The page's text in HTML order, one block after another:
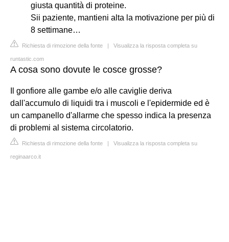
giusta quantità di proteine.
Sii paziente, mantieni alta la motivazione per più di
8 settimane…
Richiesta di rimozione della fonte | Visualizza la risposta completa su
runtastic.com
A cosa sono dovute le cosce grosse?
Il gonfiore alle gambe e/o alle caviglie deriva
dall'accumulo di liquidi tra i muscoli e l'epidermide ed è
un campanello d'allarme che spesso indica la presenza
di problemi al sistema circolatorio.
Richiesta di rimozione della fonte | Visualizza la risposta completa su
reginaarco.it